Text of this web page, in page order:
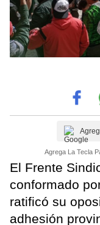
Agrega La Tecla
El Frente
conformado
ratificó su
adhesión